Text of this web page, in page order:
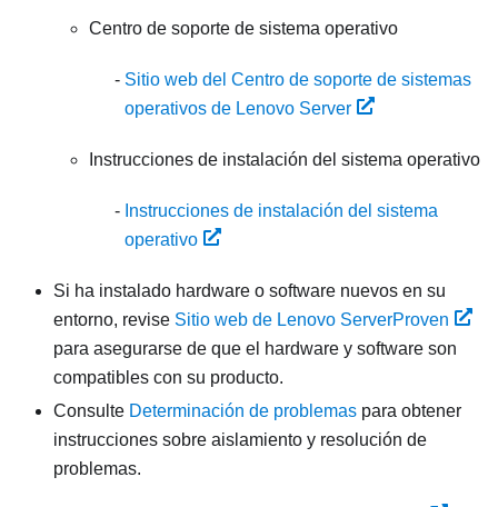
Centro de soporte de sistema operativo
Sitio web del Centro de soporte de sistemas
operativos de Lenovo Server
Instrucciones de instalación del sistema operativo
Instrucciones de instalación del sistema
operativo
Si ha instalado hardware o software nuevos en su
entorno, revise Sitio web de Lenovo ServerProven
para asegurarse de que el hardware y software son
compatibles con su producto.
Consulte Determinación de problemas para obtener
instrucciones sobre aislamiento y resolución de
problemas.